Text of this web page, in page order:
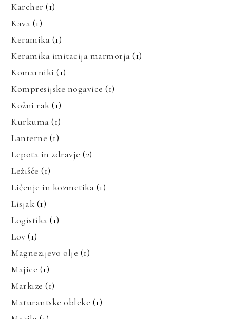
Karcher (1)
Kava (1)
Keramika (1)
Keramika imitacija marmorja (1)
Komarniki (1)
Kompresijske nogavice (1)
Kožni rak (1)
Kurkuma (1)
Lanterne (1)
Lepota in zdravje (2)
Ležišče (1)
Ličenje in kozmetika (1)
Lisjak (1)
Logistika (1)
Lov (1)
Magnezijevo olje (1)
Majice (1)
Markize (1)
Maturantske obleke (1)